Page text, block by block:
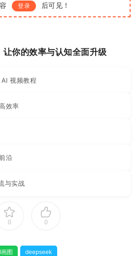
登录 后可见！
你的效率与认知全面升级
视频教程
效率
沿
与实战
0 0
图 deepseek